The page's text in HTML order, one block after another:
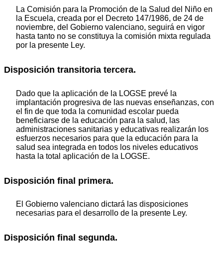
La Comisión para la Promoción de la Salud del Niño en
la Escuela, creada por el Decreto 147/1986, de 24 de
noviembre, del Gobierno valenciano, seguirá en vigor
hasta tanto no se constituya la comisión mixta regulada
por la presente Ley.
Disposición transitoria tercera.
Dado que la aplicación de la LOGSE prevé la
implantación progresiva de las nuevas enseñanzas, con
el fin de que toda la comunidad escolar pueda
beneficiarse de la educación para la salud, las
administraciones sanitarias y educativas realizarán los
esfuerzos necesarios para que la educación para la
salud sea integrada en todos los niveles educativos
hasta la total aplicación de la LOGSE.
Disposición final primera.
El Gobierno valenciano dictará las disposiciones
necesarias para el desarrollo de la presente Ley.
Disposición final segunda.